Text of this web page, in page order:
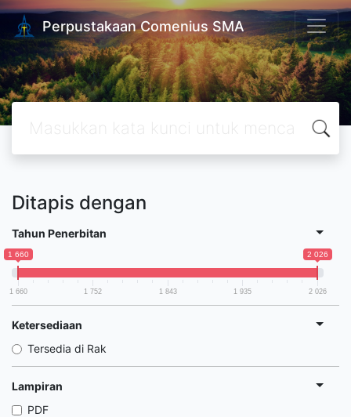
Perpustakaan Comenius SMA
Ditapis dengan
Tahun Penerbitan
1 660 2 026
1 660 1 752 1 843 1 935 2 026
Ketersediaan
Tersedia di Rak
Lampiran
PDF